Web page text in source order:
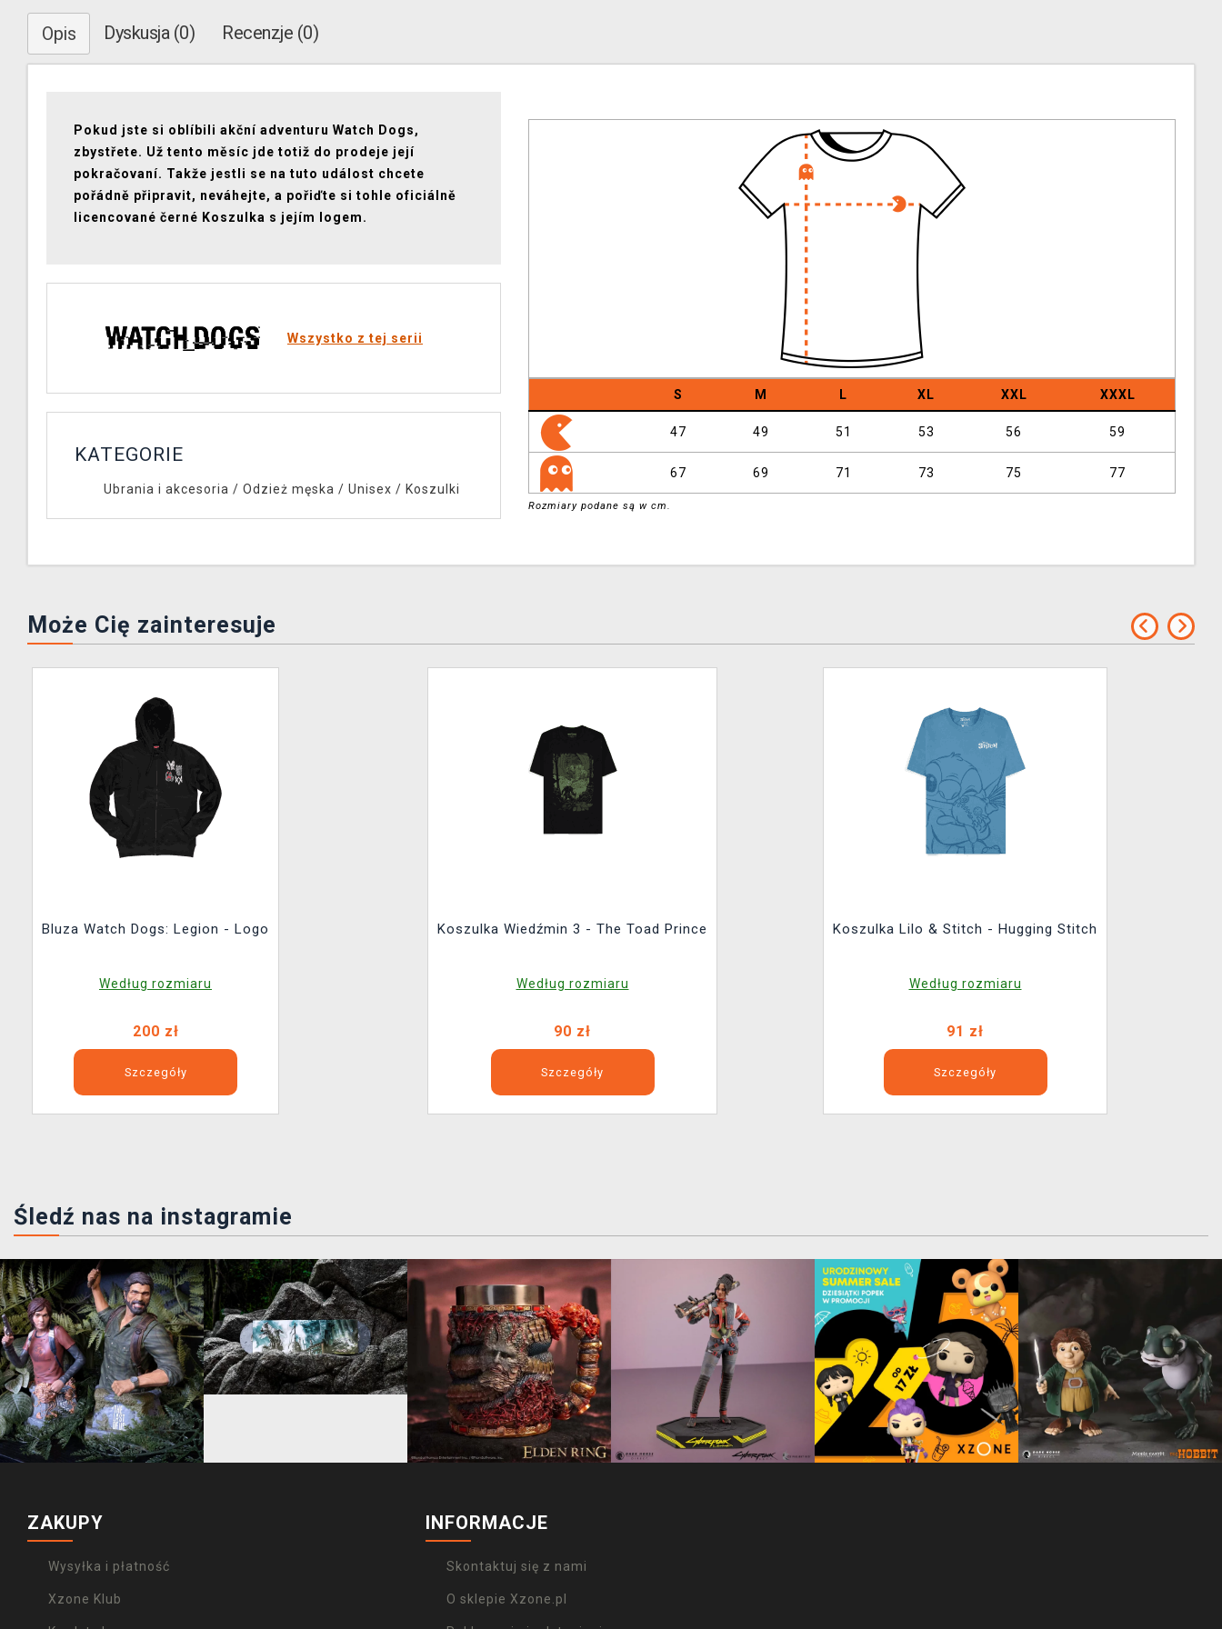
Opis Dyskusja (0) Recenzje (0)
Pokud jste si oblíbili akční adventuru Watch Dogs,
zbystřete. Už tento měsíc jde totiž do prodeje její
pokračovaní. Takže jestli se na tuto událost chcete
pořádně připravit, neváhejte, a pořiďte si tohle oficiálně
licencované černé Koszulka s jejím logem.
Wszystko z tej serii
KATEGORIE
Ubrania i akcesoria / Odzież męska / Unisex / Koszulki
S M L XL XXL XXXL
47 49 51 53 56 59
67 69 71 73 75 77
Rozmiary podane są w cm.
Może Cię zainteresuje
Bluza Watch Dogs: Legion - Logo
Według rozmiaru
200 zł
Szczegóły
Koszulka Wiedźmin 3 - The Toad Prince
Według rozmiaru
90 zł
Szczegóły
Koszulka Lilo & Stitch - Hugging Stitch
Według rozmiaru
91 zł
Szczegóły
Śledź nas na instagramie
ZAKUPY
Wysyłka i płatność
Xzone Klub
INFORMACJE
Skontaktuj się z nami
O sklepie Xzone.pl